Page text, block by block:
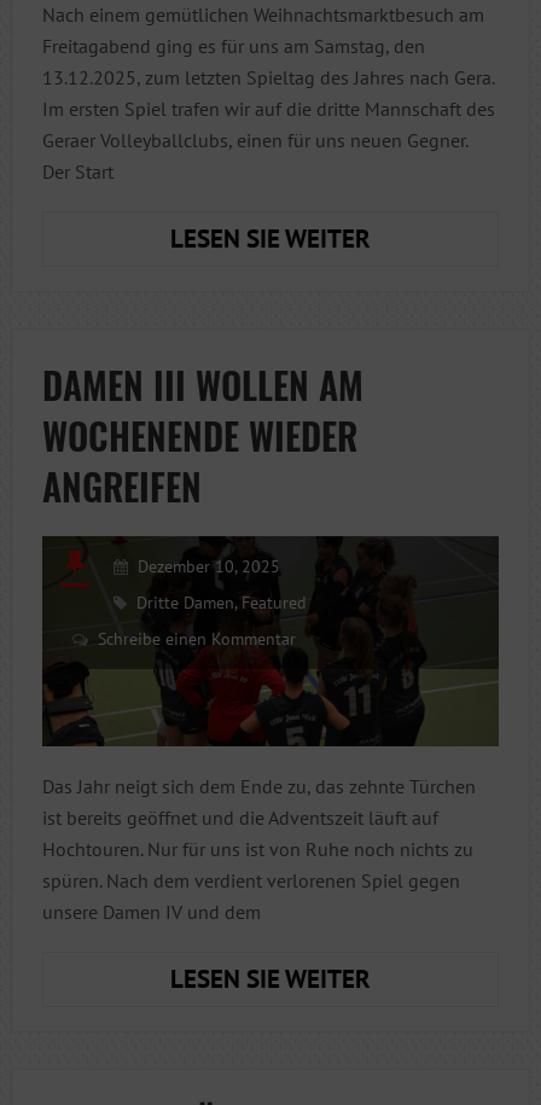
Nach einem gemütlichen Weihnachtsmarktbesuch am
Freitagabend ging es für uns am Samstag, den
13.12.2025, zum letzten Spieltag des Jahres nach Gera.
Im ersten Spiel trafen wir auf die dritte Mannschaft des
Geraer Volleyballclubs, einen für uns neuen Gegner.
Der Start
LESEN SIE WEITER
DAMEN III WOLLEN AM
WOCHENENDE WIEDER
ANGREIFEN
Dezember 10, 2025
Dritte Damen, Featured
Schreibe einen Kommentar
Das Jahr neigt sich dem Ende zu, das zehnte Türchen
ist bereits geöffnet und die Adventszeit läuft auf
Hochtouren. Nur für uns ist von Ruhe noch nichts zu
spüren. Nach dem verdient verlorenen Spiel gegen
unsere Damen IV und dem
LESEN SIE WEITERDAMEN